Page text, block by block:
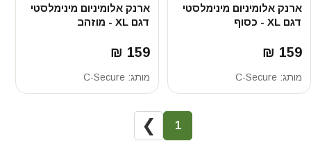
ארנק אלומיניום מינימלסטי
דגם XL - כסוף
159 ₪
מותג: C-Secure
ארנק אלומיניום מינימלסטי
דגם XL - מוזהב
159 ₪
מותג: C-Secure
1
❯